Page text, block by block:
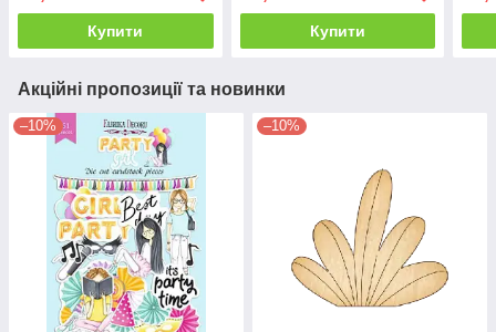
Купити Купити
Акційні пропозиції та новинки
–10% –10%